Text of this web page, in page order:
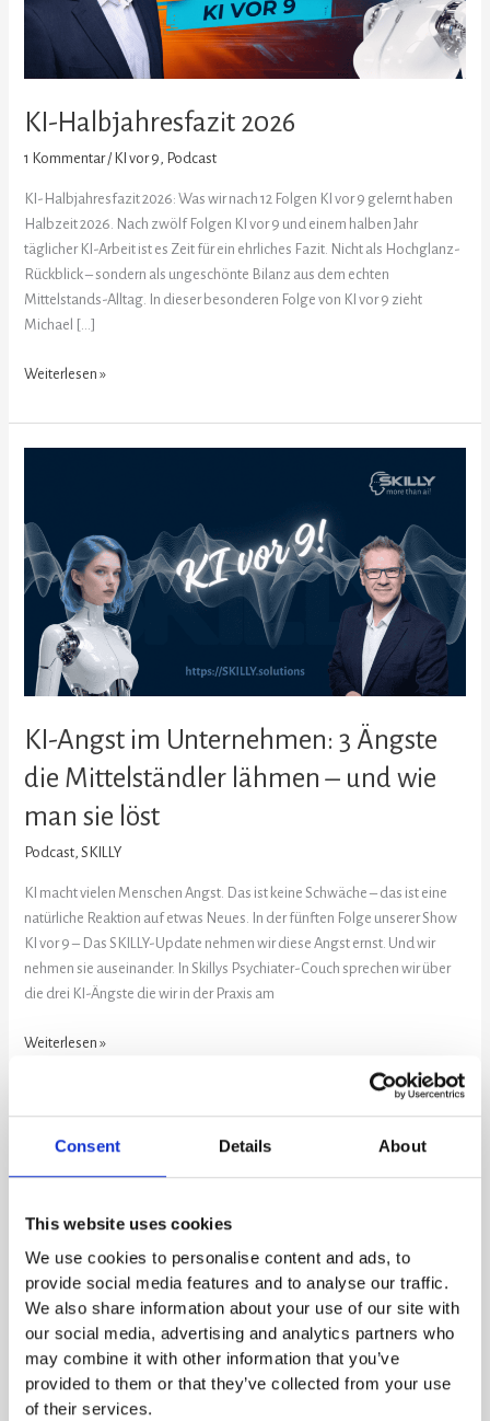
Consent Details About
This website uses cookies
We use cookies to personalise content and ads, to
provide social media features and to analyse our traffic.
We also share information about your use of our site with
our social media, advertising and analytics partners who
may combine it with other information that you’ve
provided to them or that they’ve collected from your use
of their services.
KI-Halbjahresfazit 2026
1 Kommentar/ KI vor 9, Podcast
KI-Halbjahresfazit 2026: Was wir nach 12 Folgen KI vor 9 gelernt haben
Halbzeit 2026. Nach zwölf Folgen KI vor 9 und einem halben Jahr
täglicher KI-Arbeit ist es Zeit für ein ehrliches Fazit. Nicht als Hochglanz-
Rückblick – sondern als ungeschönte Bilanz aus dem echten
Mittelstands-Alltag. In dieser besonderen Folge von KI vor 9 zieht
Michael […]
Weiterlesen »
KI-Angst im Unternehmen: 3 Ängste
die Mittelständler lähmen – und wie
man sie löst
Podcast,SKILLY
KI macht vielen Menschen Angst. Das ist keine Schwäche – das ist eine
natürliche Reaktion auf etwas Neues. In der fünften Folge unserer Show
KI vor 9 – Das SKILLY-Update nehmen wir diese Angst ernst. Und wir
nehmen sie auseinander. In Skillys Psychiater-Couch sprechen wir über
die drei KI-Ängste die wir in der Praxis am
Unternehmen:
3
Ängste
Mittelständler
lähmen
wie
man
sie
löst
Weiterlesen »
the
–
KI-
Realitäten
von
der
TRANSFORM
2026